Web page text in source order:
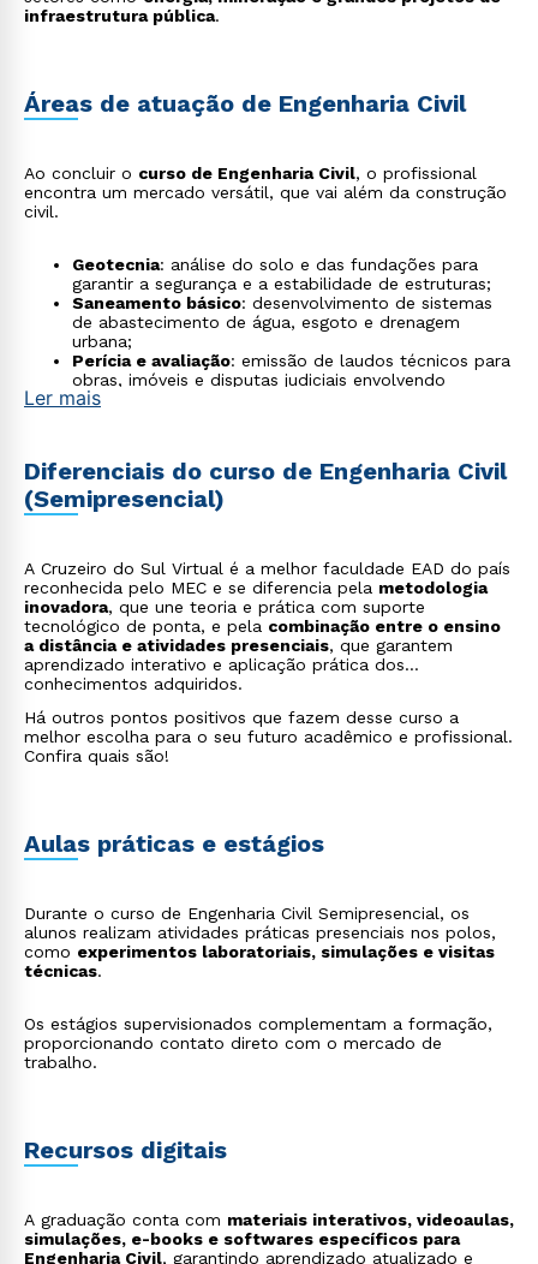
infraestrutura pública.
Áreas de atuação de Engenharia Civil
Ao concluir o curso de Engenharia Civil, o profissional
encontra um mercado versátil, que vai além da construção
civil.
Geotecnia: análise do solo e das fundações para
garantir a segurança e a estabilidade de estruturas;
Saneamento básico: desenvolvimento de sistemas
de abastecimento de água, esgoto e drenagem
urbana;
Perícia e avaliação: emissão de laudos técnicos para
obras, imóveis e disputas judiciais envolvendo
engenharia;
Planejamento urbano: participação em projetos de
mobilidade, habitação e crescimento sustentável das
cidades;
construtoras e empresas de planejamento;
Infraestrutura de transportes: foco em rodovias,
ferrovias, portos, aeroportos e mobilidade urbana;
Energia e grandes estruturas: atuação em usinas
hidrelétricas, parques eólicos, solares e obras de
infraestrutura energética;
Construções sustentáveis e certificações
como LEED e AQUA-HQE, que avaliam eficiência
energética, uso racional de recursos e impacto
ambiental.
Ler mais
Diferenciais do curso de Engenharia Civil
(Semipresencial)
A Cruzeiro do Sul Virtual é a melhor faculdade EAD do país
reconhecida pelo MEC e se diferencia pela metodologia
inovadora, que une teoria e prática com suporte
tecnológico de ponta, e pela combinação entre o ensino
a distância e atividades presenciais, que garantem
aprendizado interativo e aplicação prática dos
conhecimentos adquiridos.
Há outros pontos positivos que fazem desse curso a
melhor escolha para o seu futuro acadêmico e profissional.
Confira quais são!
Aulas práticas e estágios
Durante o curso de Engenharia Civil Semipresencial, os
alunos realizam atividades práticas presenciais nos polos,
como experimentos laboratoriais, simulações e visitas
técnicas.
Os estágios supervisionados complementam a formação,
proporcionando contato direto com o mercado de
trabalho.
Recursos digitais
A graduação conta com materiais interativos, videoaulas,
simulações, e-books e softwares específicos para
Engenharia Civil, garantindo aprendizado atualizado e